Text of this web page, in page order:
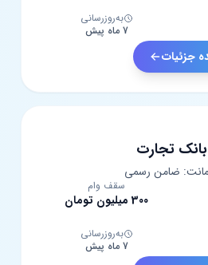
به‌روزرسانی
7 ماه پیش
جزئیات
تجارت
ضامن رسمی
سقف وام
300 میلیون تومان
به‌روزرسانی
7 ماه پیش